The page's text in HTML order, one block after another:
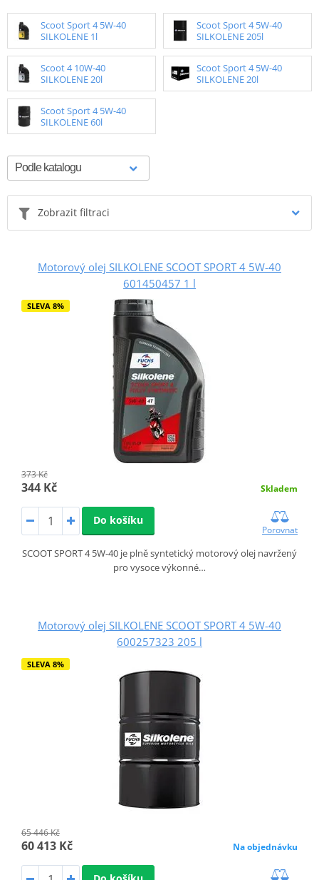
Scoot Sport 4 5W-40
SILKOLENE 1l
Scoot Sport 4 5W-40
SILKOLENE 205l
Scoot 4 10W-40
SILKOLENE 20l
Scoot Sport 4 5W-40
SILKOLENE 20l
Scoot Sport 4 5W-40
SILKOLENE 60l
Zobrazit filtraci
Motorový olej SILKOLENE SCOOT SPORT 4 5W-40
601450457 1 l
SLEVA 8%
373 Kč
344 Kč Skladem
Do košíku
Porovnat
SCOOT SPORT 4 5W-40 je plně syntetický motorový olej navržený
pro vysoce výkonné…
Motorový olej SILKOLENE SCOOT SPORT 4 5W-40
600257323 205 l
SLEVA 8%
65 446 Kč
60 413 Kč Na objednávku